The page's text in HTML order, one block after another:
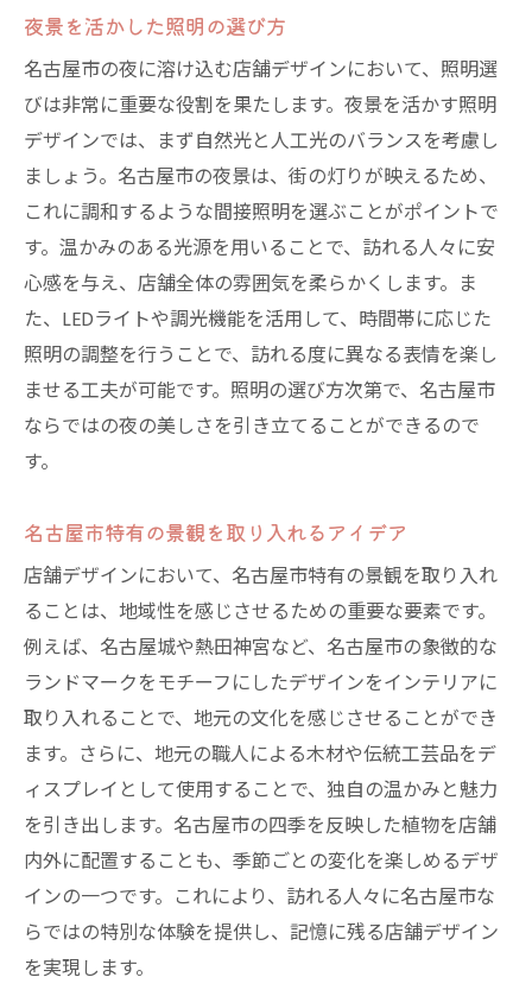
歴史ある街並みを再現するデザイン
地元アートを取り入れた店舗装飾
伝統工芸を店舗デザインに活かす
音楽と照明で文化を演出する方法
名古屋の季節行事をテーマにしたデザイン
夜の名古屋で輝く店舗デザインのための基本
夜間営業における安全性の確保
光と影のバランスを考慮した設計
周囲の景観との調和を図る配置
夜間に映える素材の選定ポイント
視認性を高めるサインデザインの考え方
のポイント
夜景と調和する建物の形状選び
都市の未来像を描くデザイン手法
ランドマークに溶け込む外観設計
名古屋市の夜景写真を活用した装飾
地元の特産品を活かしたデザイン
夜景と連携したデジタルサイネージ
名古屋市の特性を活かした夜の店舗デザイン戦
略
都市の夜間動線を意識した設計
名古屋市の気候に適した外装選び
観光地に向けた視覚的アプローチ
夜景を活かした照明の選び方
名古屋市の夜に溶け込む店舗デザインにおいて、照明選
びは非常に重要な役割を果たします。夜景を活かす照明
デザインでは、まず自然光と人工光のバランスを考慮し
ましょう。名古屋市の夜景は、街の灯りが映えるため、
これに調和するような間接照明を選ぶことがポイントで
す。温かみのある光源を用いることで、訪れる人々に安
心感を与え、店舗全体の雰囲気を柔らかくします。ま
た、LEDライトや調光機能を活用して、時間帯に応じた
照明の調整を行うことで、訪れる度に異なる表情を楽し
ませる工夫が可能です。照明の選び方次第で、名古屋市
ならではの夜の美しさを引き立てることができるので
す。
名古屋市特有の景観を取り入れるアイデア
店舗デザインにおいて、名古屋市特有の景観を取り入れ
ることは、地域性を感じさせるための重要な要素です。
例えば、名古屋城や熱田神宮など、名古屋市の象徴的な
ランドマークをモチーフにしたデザインをインテリアに
取り入れることで、地元の文化を感じさせることができ
ます。さらに、地元の職人による木材や伝統工芸品をデ
ィスプレイとして使用することで、独自の温かみと魅力
を引き出します。名古屋市の四季を反映した植物を店舗
内外に配置することも、季節ごとの変化を楽しめるデザ
インの一つです。これにより、訪れる人々に名古屋市な
らではの特別な体験を提供し、記憶に残る店舗デザイン
を実現します。